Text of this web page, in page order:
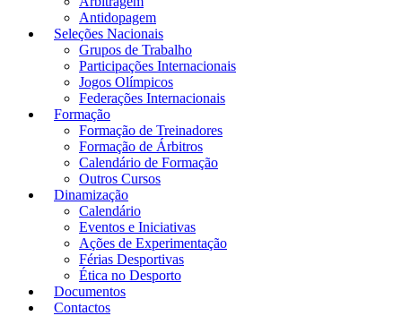
Antidopagem
Seleções Nacionais
Grupos de Trabalho
Participações Internacionais
Jogos Olímpicos
Federações Internacionais
Formação
Formação de Treinadores
Formação de Árbitros
Calendário de Formação
Outros Cursos
Dinamização
Calendário
Eventos e Iniciativas
Ações de Experimentação
Férias Desportivas
Ética no Desporto
Documentos
Contactos